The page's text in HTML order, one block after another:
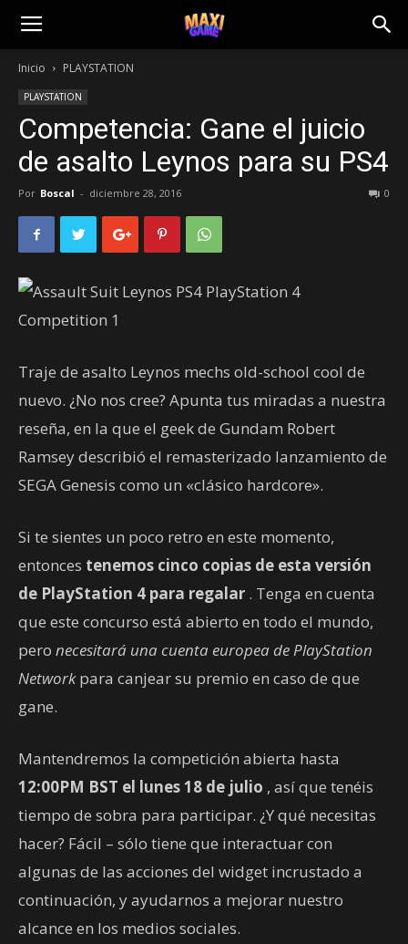
Inicio PLAYSTATION
PLAYSTATION
Competencia: Gane el juicio
de asalto Leynos para su PS4
Por Boscal - diciembre 28, 2016 0
Traje de asalto Leynos mechs old-school cool de
nuevo. ¿No nos cree? Apunta tus miradas a nuestra
reseña, en la que el geek de Gundam Robert
Ramsey describió el remasterizado lanzamiento de
SEGA Genesis como un «clásico hardcore».
Si te sientes un poco retro en este momento,
entonces tenemos cinco copias de esta versión
de PlayStation 4 para regalar . Tenga en cuenta
que este concurso está abierto en todo el mundo,
pero necesitará una cuenta europea de PlayStation
Networkpara canjear su premio en caso de que
gane.
Mantendremos la competición abierta hasta
12:00PM BST el lunes 18 de julio , así que tenéis
tiempo de sobra para participar. ¿Y qué necesitas
hacer? Fácil – sólo tiene que interactuar con
algunas de las acciones del widget incrustado a
continuación, y ayudarnos a mejorar nuestro
alcance en los medios sociales.